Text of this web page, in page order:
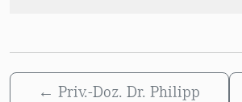
← Priv.-Doz. Dr. Philipp